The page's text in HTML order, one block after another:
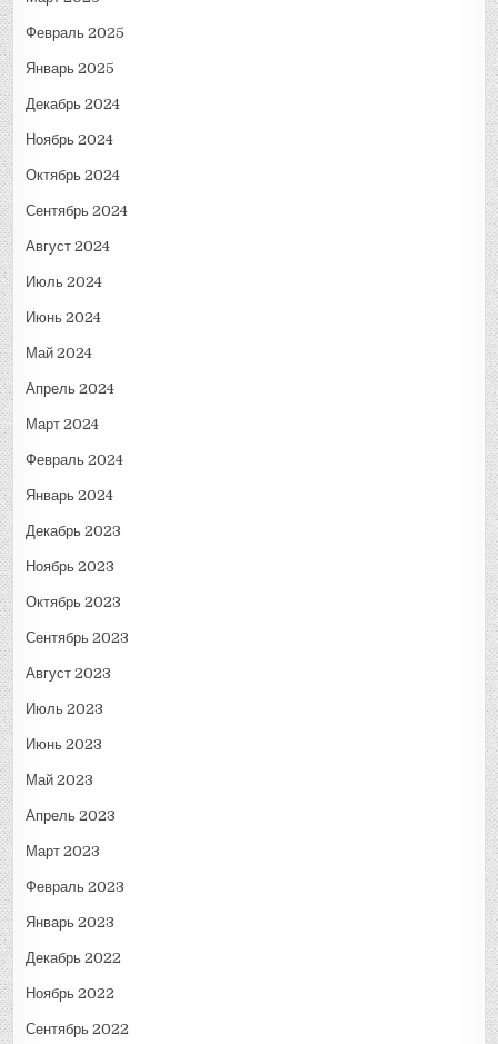
Февраль 2025
Январь 2025
Декабрь 2024
Ноябрь 2024
Октябрь 2024
Сентябрь 2024
Август 2024
Июль 2024
Июнь 2024
Май 2024
Апрель 2024
Март 2024
Февраль 2024
Январь 2024
Декабрь 2023
Ноябрь 2023
Октябрь 2023
Сентябрь 2023
Август 2023
Июль 2023
Июнь 2023
Май 2023
Апрель 2023
Март 2023
Февраль 2023
Январь 2023
Декабрь 2022
Ноябрь 2022
Сентябрь 2022